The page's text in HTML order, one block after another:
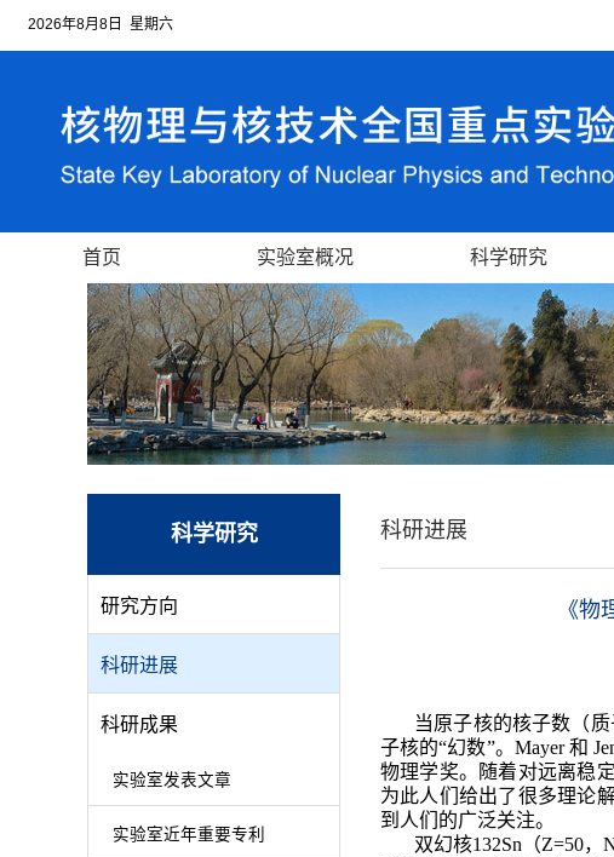
2026年8月8日 星期六
首页 实验室概况 科学研究
科学研究
研究方向
科研进展
科研成果
实验室发表文章
实验室近年重要专利
科研进展
《
当原子核的核子数（
子核的“幻数”。Mayer 和
物理学奖。随着对远离稳
为此人们给出了很多理论
到人们的广泛关注。
双幻核132Sn（Z=50